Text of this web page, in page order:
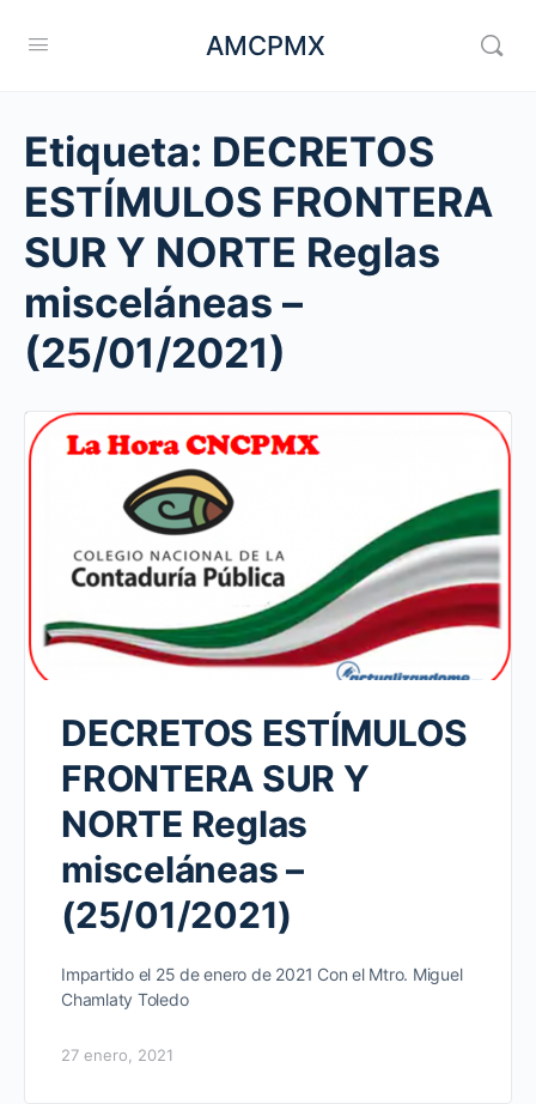
AMCPMX
Etiqueta: DECRETOS
ESTÍMULOS FRONTERA
SUR Y NORTE Reglas
misceláneas –
(25/01/2021)
DECRETOS ESTÍMULOS
FRONTERA SUR Y
NORTE Reglas
misceláneas –
(25/01/2021)
Impartido el 25 de enero de 2021 Con el Mtro. Miguel
Chamlaty Toledo
27 enero, 2021